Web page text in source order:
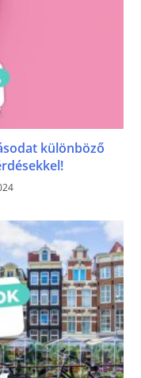
különböző